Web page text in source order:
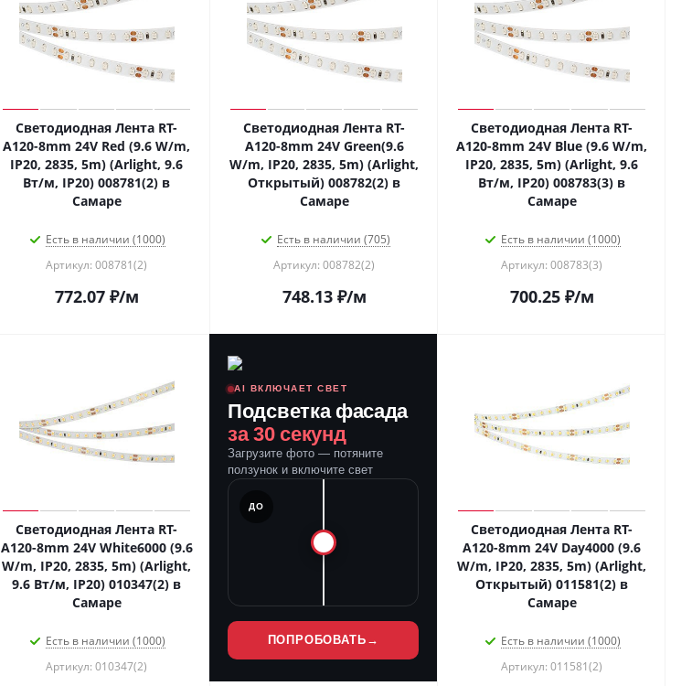
Светодиодная Лента RT-
A120-8mm 24V Red (9.6 W/m,
IP20, 2835, 5m) (Arlight, 9.6
Вт/м, IP20) 008781(2) в
Самаре
Есть в наличии (1000)
Артикул: 008781(2)
772.07₽/м
Светодиодная Лента RT-
A120-8mm 24V Green(9.6
W/m, IP20, 2835, 5m) (Arlight,
Открытый) 008782(2) в
Самаре
Есть в наличии (705)
Артикул: 008782(2)
748.13₽/м
Светодиодная Лента RT-
A120-8mm 24V Blue (9.6 W/m,
IP20, 2835, 5m) (Arlight, 9.6
Вт/м, IP20) 008783(3) в
Самаре
Есть в наличии (1000)
Артикул: 008783(3)
700.25₽/м
Светодиодная Лента RT-
A120-8mm 24V White6000 (9.6
W/m, IP20, 2835, 5m) (Arlight,
9.6 Вт/м, IP20) 010347(2) в
Самаре
Есть в наличии (1000)
Артикул: 010347(2)
AI ВКЛЮЧАЕТ СВЕТ
Подсветка фасада
за 30 секунд
Загрузите фото — потяните
ползунок и включите свет
ДО
ПОПРОБОВАТЬ →
Светодиодная Лента RT-
A120-8mm 24V Day4000 (9.6
W/m, IP20, 2835, 5m) (Arlight,
Открытый) 011581(2) в
Самаре
Есть в наличии (1000)
Артикул: 011581(2)